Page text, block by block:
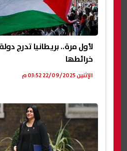
لأول مرة.. بريطانيا تدرج
خرائطها
الإثنين 22/09/2025 03:52 م